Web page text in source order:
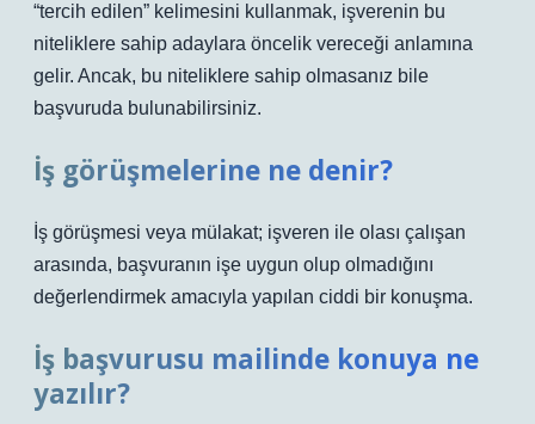
“tercih edilen” kelimesini kullanmak, işverenin bu
niteliklere sahip adaylara öncelik vereceği anlamına
gelir. Ancak, bu niteliklere sahip olmasanız bile
başvuruda bulunabilirsiniz.
İş görüşmelerine ne denir?
İş görüşmesi veya mülakat; işveren ile olası çalışan
arasında, başvuranın işe uygun olup olmadığını
değerlendirmek amacıyla yapılan ciddi bir konuşma.
İş başvurusu mailinde konuya ne
yazılır?